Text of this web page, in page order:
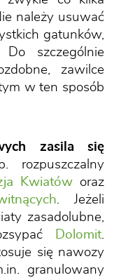
należy usuwać
gatunków,
szczególnie
zawilce
w ten sposób
zasila się
rozpuszczalny
Kwiatóworaz
. Jeżeli
zasadolubne,
Dolomit.
się nawozy
granulowany